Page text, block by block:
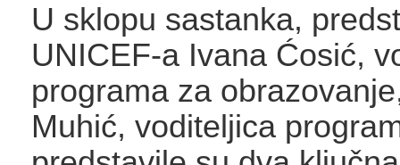
U sklopu sastanka,
UNICEF-a Ivana Ćosić,
programa za
Muhić, voditeljica